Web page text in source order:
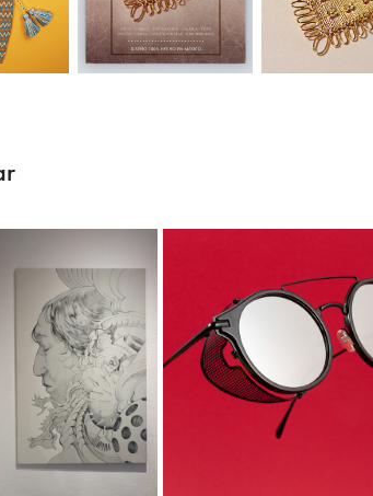
Urias
Asistencia óptica
studio